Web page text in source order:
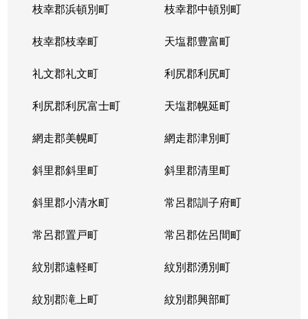
枝幸郡浜頓別町 枝幸郡中頓別町
枝幸郡枝幸町 天塩郡豊富町
礼文郡礼文町 利尻郡利尻町
利尻郡利尻富士町 天塩郡幌延町
網走郡美幌町 網走郡津別町
斜里郡斜里町 斜里郡清里町
斜里郡小清水町 常呂郡訓子府町
常呂郡置戸町 常呂郡佐呂間町
紋別郡遠軽町 紋別郡湧別町
紋別郡滝上町 紋別郡興部町